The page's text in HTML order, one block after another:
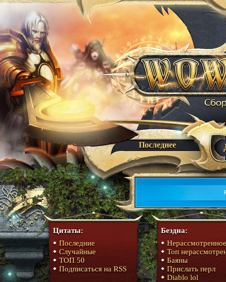
Последнее
Цитаты:
Последние
Случайные
ТОП 50
Подписаться на RSS
Бездна:
Нерассмотренное
Топ
Баяны
Прислать перл
Diablo lol